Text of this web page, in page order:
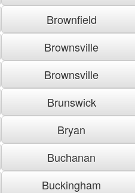
Brownfield
Brownsville
Brownsville
Brunswick
Bryan
Buchanan
Buckingham